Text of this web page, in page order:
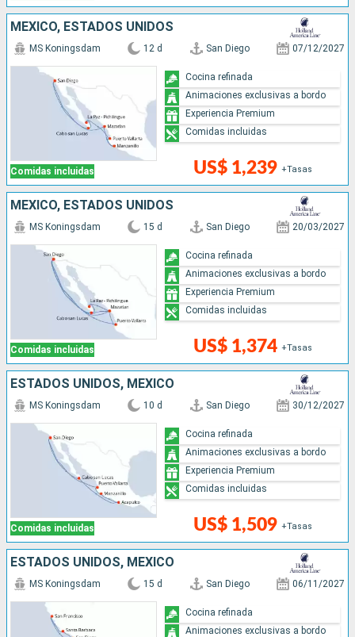
MÉXICO, ESTADOS UNIDOS
Comidas incluidas
MS Koningsdam 12 d San Diego 07/12/2027
US$ 1,239 +Tasas
Cocina refinada
Animaciones exclusivas a bordo
Experiencia Premium
Comidas incluidas
MÉXICO, ESTADOS UNIDOS
Comidas incluidas
MS Koningsdam 15 d San Diego 20/03/2027
US$ 1,374 +Tasas
Cocina refinada
Animaciones exclusivas a bordo
Experiencia Premium
Comidas incluidas
ESTADOS UNIDOS, MÉXICO
Comidas incluidas
MS Koningsdam 10 d San Diego 30/12/2027
US$ 1,509 +Tasas
Cocina refinada
Animaciones exclusivas a bordo
Experiencia Premium
Comidas incluidas
ESTADOS UNIDOS, MÉXICO
MS Koningsdam 15 d San Diego 06/11/2027
Cocina refinada
Animaciones exclusivas a bordo